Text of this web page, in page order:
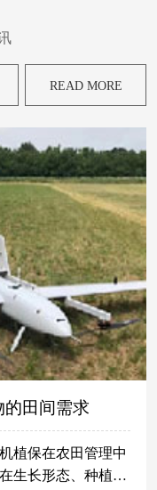
READ MORE
田间需求
植保在农田管理中
生长形态、种植密